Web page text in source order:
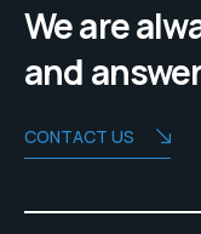
We are
and
CONTACT US